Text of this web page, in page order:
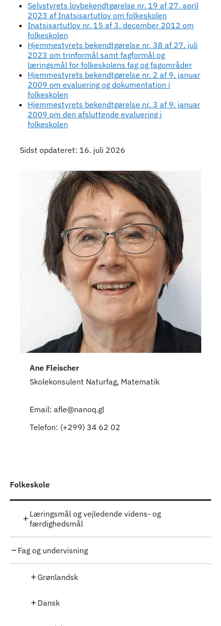
Selvstyrets lovbekendtgørelse nr. 19 af 27. april
2023 af Inatsisartutlov om folkeskolen
Inatsisartutlov nr. 15 af 3. december 2012 om
folkeskolen
Hjemmestyrets bekendtgørelse nr. 38 af 27. juli
2023 om trinformål samt fagformål og
læringsmål for folkeskolens fag og fagområder
Hjemmestyrets bekendtgørelse nr. 2 af 9. januar
2009 om evaluering og dokumentation i
folkeskolen
Hjemmestyrets bekendtgørelse nr. 3 af 9. januar
2009 om den afsluttende evaluering i
folkeskolen
Sidst opdateret: 16. juli 2026
Kontaktpersoner
Ane Fleischer
Skolekonsulent Naturfag, Matematik
Email: afle@nanoq.gl
Telefon: (+299) 34 62 02
Folkeskole
Læringsmål og vejledende videns- og
færdighedsmål
Fag og undervisning
Grønlandsk
Dansk